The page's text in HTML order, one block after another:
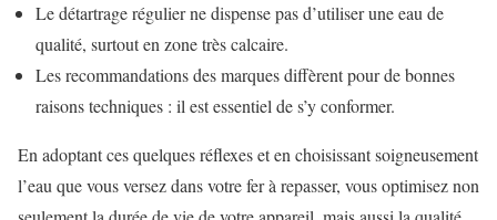
Le détartrage régulier ne dispense pas d’utiliser une eau de
qualité, surtout en zone très calcaire.
Les recommandations des marques diffèrent pour de bonnes
raisons techniques : il est essentiel de s’y conformer.
En adoptant ces quelques réflexes et en choisissant soigneusement
l’eau que vous versez dans votre fer à repasser, vous optimisez non